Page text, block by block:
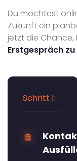
Du möchtest
Zukunft ein
jetzt die Chance,
Erstgespräch
Schritt 1: